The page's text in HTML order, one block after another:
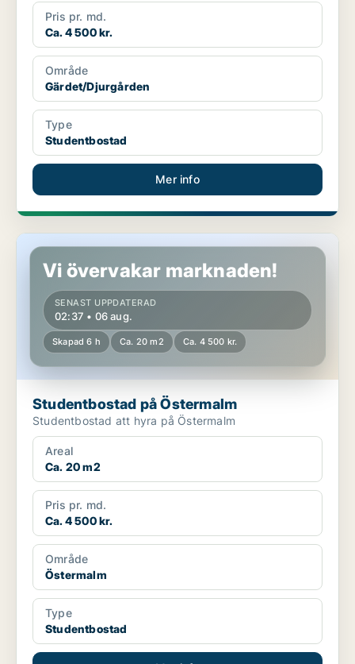
Pris pr. md.
Ca. 4 500 kr.
Område
Gärdet/Djurgården
Type
Studentbostad
Mer info
Studentbostad på Östermalm
Vi övervakar marknaden!
SENAST UPPDATERAD
02:37 • 06 aug.
Skapad 6 h Ca. 20 m2 Ca. 4 500 kr.
Studentbostad på Östermalm
Studentbostad att hyra på Östermalm
Areal
Ca. 20 m2
Pris pr. md.
Ca. 4 500 kr.
Område
Östermalm
Type
Studentbostad